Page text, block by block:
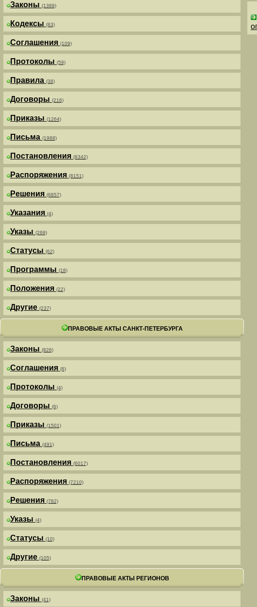
Законы (1389)
Кодексы (83)
Соглашения (109)
Протоколы (59)
Правила (38)
Договоры (216)
Приказы (1264)
Письма (1988)
Постановления (8342)
Распоряжения (8151)
Решения (6857)
Указания (4)
Указы (269)
Статусы (62)
Программы (18)
Положения (22)
Другие (237)
ПРАВОВЫЕ АКТЫ САНКТ-ПЕТЕРБУРГА
Законы (826)
Соглашения (6)
Протоколы (4)
Договоры (6)
Приказы (1501)
Письма (491)
Постановления (6017)
Распоряжения (7210)
Решения (782)
Указы (4)
Статусы (10)
Другие (105)
ПРАВОВЫЕ АКТЫ РЕГИОНОВ
Законы (41)